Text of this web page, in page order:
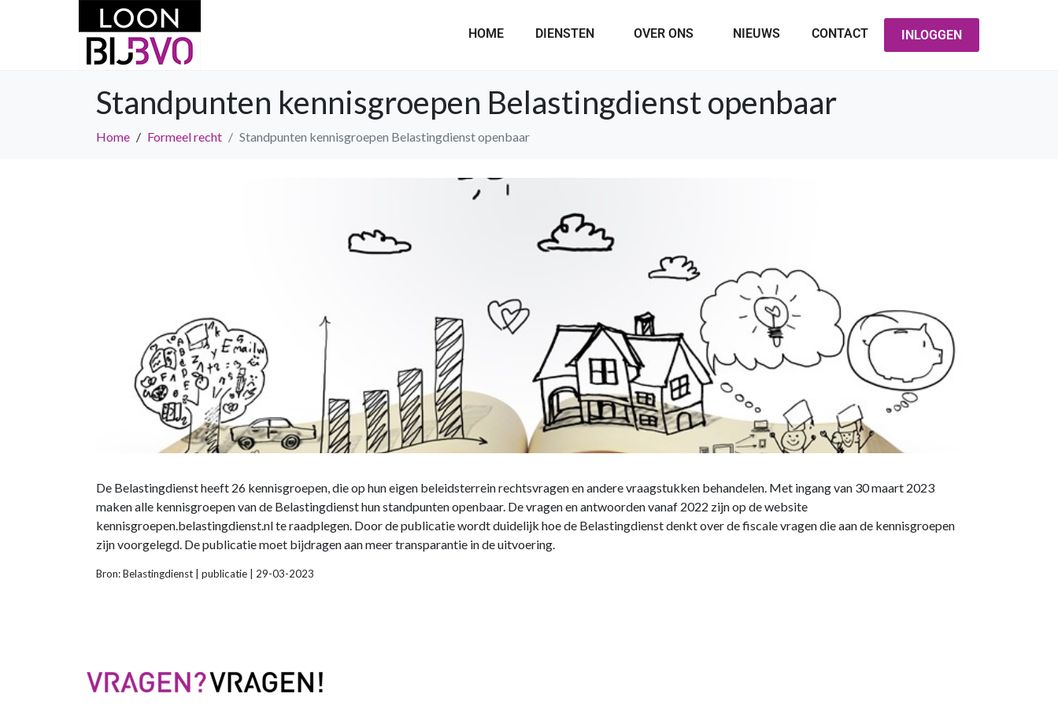
HOME DIENSTEN OVER ONS NIEUWS CONTACT INLOGGEN
Standpunten kennisgroepen Belastingdienst openbaar
Home Formeel recht Standpunten kennisgroepen Belastingdienst openbaar
De Belastingdienst heeft 26 kennisgroepen, die op hun eigen beleidsterrein rechtsvragen en andere vraagstukken behandelen. Met ingang van 30 maart 2023
maken alle kennisgroepen van de Belastingdienst hun standpunten openbaar. De vragen en antwoorden vanaf 2022 zijn op de website
kennisgroepen.belastingdienst.nl te raadplegen. Door de publicatie wordt duidelijk hoe de Belastingdienst denkt over de fiscale vragen die aan de kennisgroepen
zijn voorgelegd. De publicatie moet bijdragen aan meer transparantie in de uitvoering.
Bron: Belastingdienst | publicatie | 29-03-2023